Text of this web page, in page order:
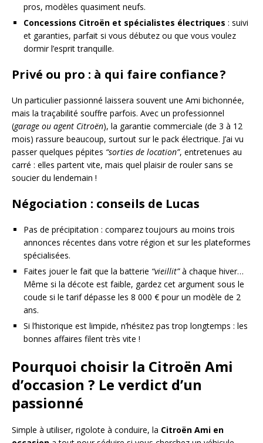
pros, modèles quasiment neufs.
Concessions Citroën et spécialistes électriques : suivi
et garanties, parfait si vous débutez ou que vous voulez
dormir l’esprit tranquille.
Privé ou pro : à qui faire confiance ?
Un particulier passionné laissera souvent une Ami bichonnée,
mais la traçabilité souffre parfois. Avec un professionnel
(garage ou agent Citroën), la garantie commerciale (de 3 à 12
mois) rassure beaucoup, surtout sur le pack électrique. J’ai vu
passer quelques pépites “sorties de location”, entretenues au
carré : elles partent vite, mais quel plaisir de rouler sans se
soucier du lendemain !
Négociation : conseils de Lucas
Pas de précipitation : comparez toujours au moins trois
annonces récentes dans votre région et sur les plateformes
spécialisées.
Faites jouer le fait que la batterie “vieillit”à chaque hiver…
Même si la décote est faible, gardez cet argument sous le
coude si le tarif dépasse les 8 000 € pour un modèle de 2
ans.
Si l’historique est limpide, n’hésitez pas trop longtemps : les
bonnes affaires filent très vite !
Pourquoi choisir la Citroën Ami
d’occasion ? Le verdict d’un
passionné
Simple à utiliser, rigolote à conduire, la Citroën Ami en